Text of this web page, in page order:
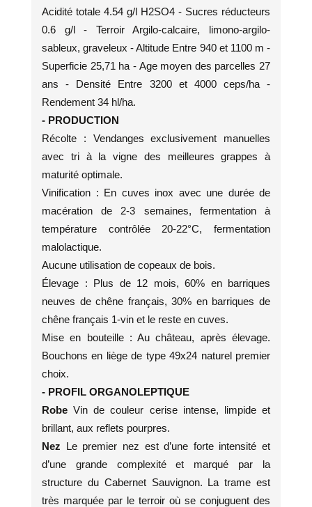
Acidité totale 4.54 g/l H2SO4 - Sucres réducteurs
0.6 g/l - Terroir Argilo-calcaire, limono-argilo-
sableux, graveleux - Altitude Entre 940 et 1100 m -
Superficie 25,71 ha - Age moyen des parcelles 27
ans - Densité Entre 3200 et 4000 ceps/ha -
Rendement 34 hl/ha.
- PRODUCTION
Récolte : Vendanges exclusivement manuelles
avec tri à la vigne des meilleures grappes à
maturité optimale.
Vinification : En cuves inox avec une durée de
macération de 2-3 semaines, fermentation à
température contrôlée 20-22°C, fermentation
malolactique.
Aucune utilisation de copeaux de bois.
Élevage : Plus de 12 mois, 60% en barriques
neuves de chêne français, 30% en barriques de
chêne français 1-vin et le reste en cuves.
Mise en bouteille : Au château, après élevage.
Bouchons en liège de type 49x24 naturel premier
choix.
- PROFIL ORGANOLEPTIQUE
RobeVin de couleur cerise intense, limpide et
brillant, aux reflets pourpres.
Nez Le premier nez est d’une forte intensité et
d’une grande complexité et marqué par la
structure du Cabernet Sauvignon. La trame est
très marquée par le terroir où se conjuguent des